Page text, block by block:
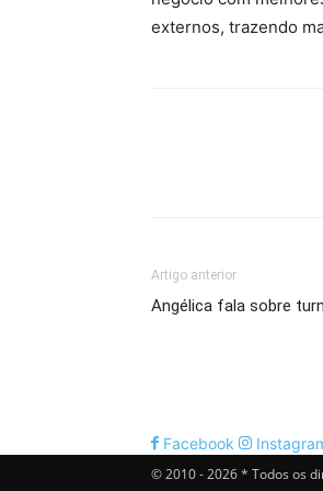
externos, trazendo
Artigo anterior
Angélica fala sobre
Facebook
© 2010 - 2026 * Todos os